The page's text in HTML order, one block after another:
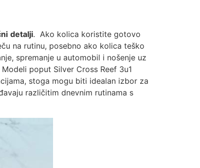
detalji. Ako kolica koristite gotovo
na rutinu, posebno ako kolica teško
spremanje u automobil i nošenje uz
poput Silver Cross Reef 3u1
stoga mogu biti idealan izbor za
različitim dnevnim rutinama s